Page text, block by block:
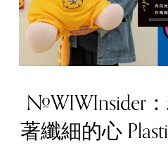
#WIWInsider
著纖細的心